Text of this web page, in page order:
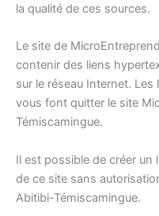
la qualité de ces sources.
Le site de
contenir des liens
sur le réseau Internet.
vous font quitter le site
Témiscamingue.
Il est possible de créer un
de ce site sans
Abitibi-Témiscamingue.